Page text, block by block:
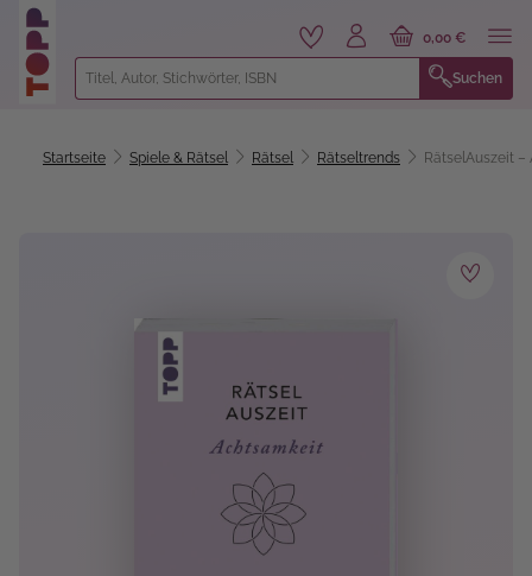
springen
Suchen
0,00 €
Startseite Spiele & Rätsel Rätsel Rätseltrends RätselAuszeit